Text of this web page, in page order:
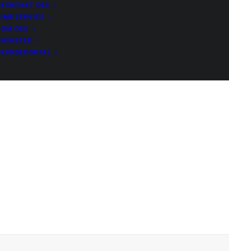
KONTAKT OSS
IMB SERVICE
OM OSS
NYHETER
KUNDEPORTAL